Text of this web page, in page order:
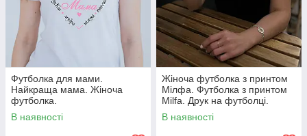
Футболка для мами.
Найкраща мама. Жіноча
футболка.
В наявності
Жіноча футболка з принтом
Мілфа. Футболка з принтом
Milfa. Друк на футболці.
В наявності